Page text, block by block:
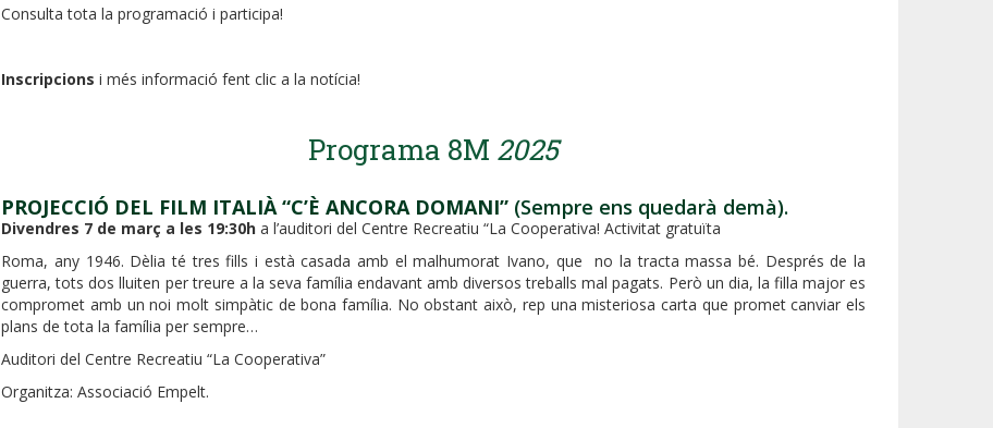
Consulta tota la programació i participa!
Inscripcions i més informació fent clic a la notícia!
Programa 8M 2025
PROJECCIÓ DEL FILM ITALIÀ “C’È ANCORA DOMANI” (Sempre ens quedarà demà).
Divendres 7 de març a les 19:30ha l’auditori del Centre Recreatiu “La Cooperativa! Activitat gratuïta
Roma, any 1946. Dèlia té tres fills i està casada amb el malhumorat Ivano, que no la tracta massa bé. Després de la
guerra, tots dos lluiten per treure a la seva família endavant amb diversos treballs mal pagats. Però un dia, la filla major es
compromet amb un noi molt simpàtic de bona família. No obstant això, rep una misteriosa carta que promet canviar els
plans de tota la família per sempre…
Auditori del Centre Recreatiu “La Cooperativa”
Organitza: Associació Empelt.